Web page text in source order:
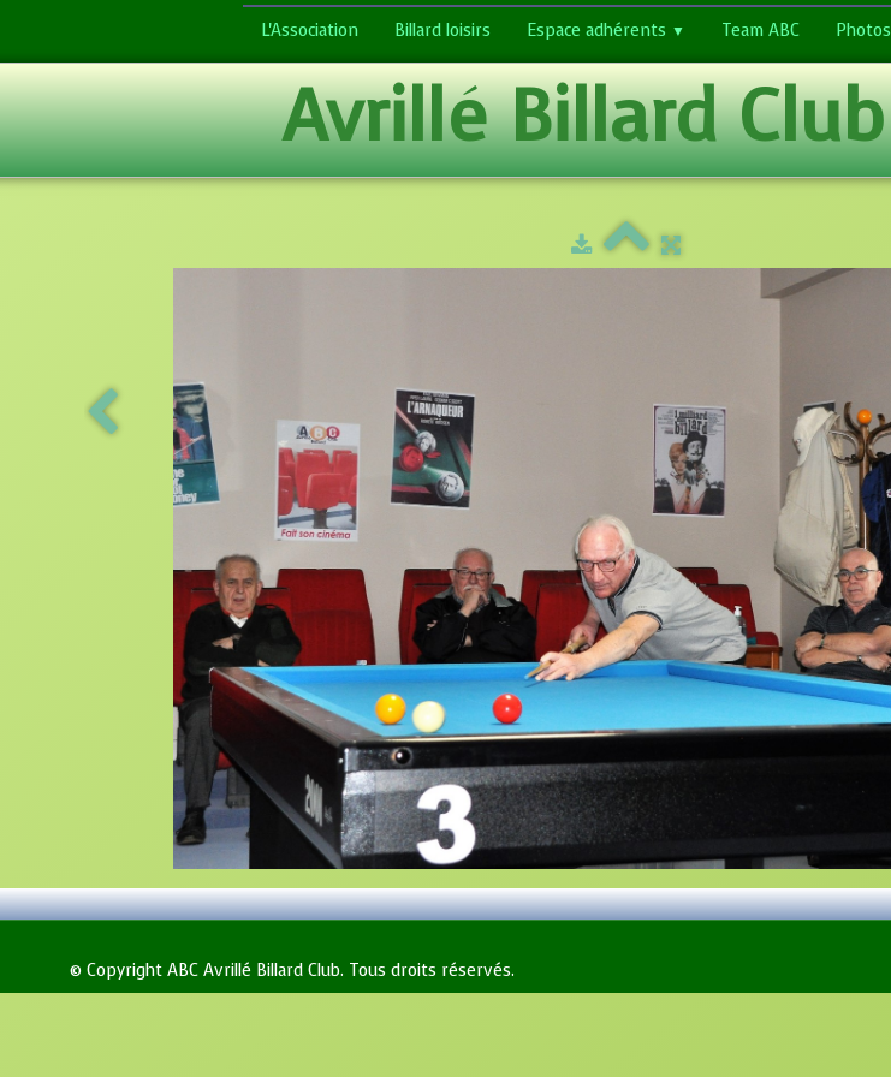
L'Association Billard loisirs Espace adhérents ▼ Team ABC Photos
Avrillé Billard Club
© Copyright ABC Avrillé Billard Club. Tous droits réservés.